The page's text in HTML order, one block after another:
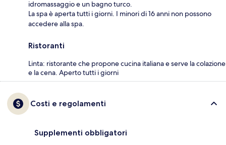
idromassaggio e un bagno turco.
La spa è aperta tutti i giorni. I minori di 16 anni non possono
accedere alla spa.
Ristoranti
Linta: ristorante che propone cucina italiana e serve la colazione
e la cena. Aperto tutti i giorni
Costi e regolamenti
Supplementi obbligatori